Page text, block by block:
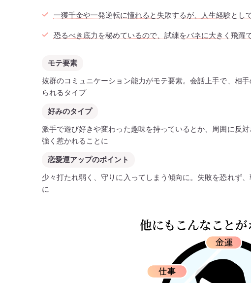
一獲千金や一発逆転に憧れると失敗するが、人生経験とし
恐るべき底力を秘めているので、試練をバネに大きく飛躍
モテ要素
抜群のコミュニケーション能力がモテ要素。会話上手で、相
られるタイプ
好みのタイプ
派手で遊び好きや変わった趣味を持っているとか、周囲に反
強く惹かれることに
恋愛運アップのポイント
少々打たれ弱く、守りに入ってしまう傾向に。失敗を恐れず
に